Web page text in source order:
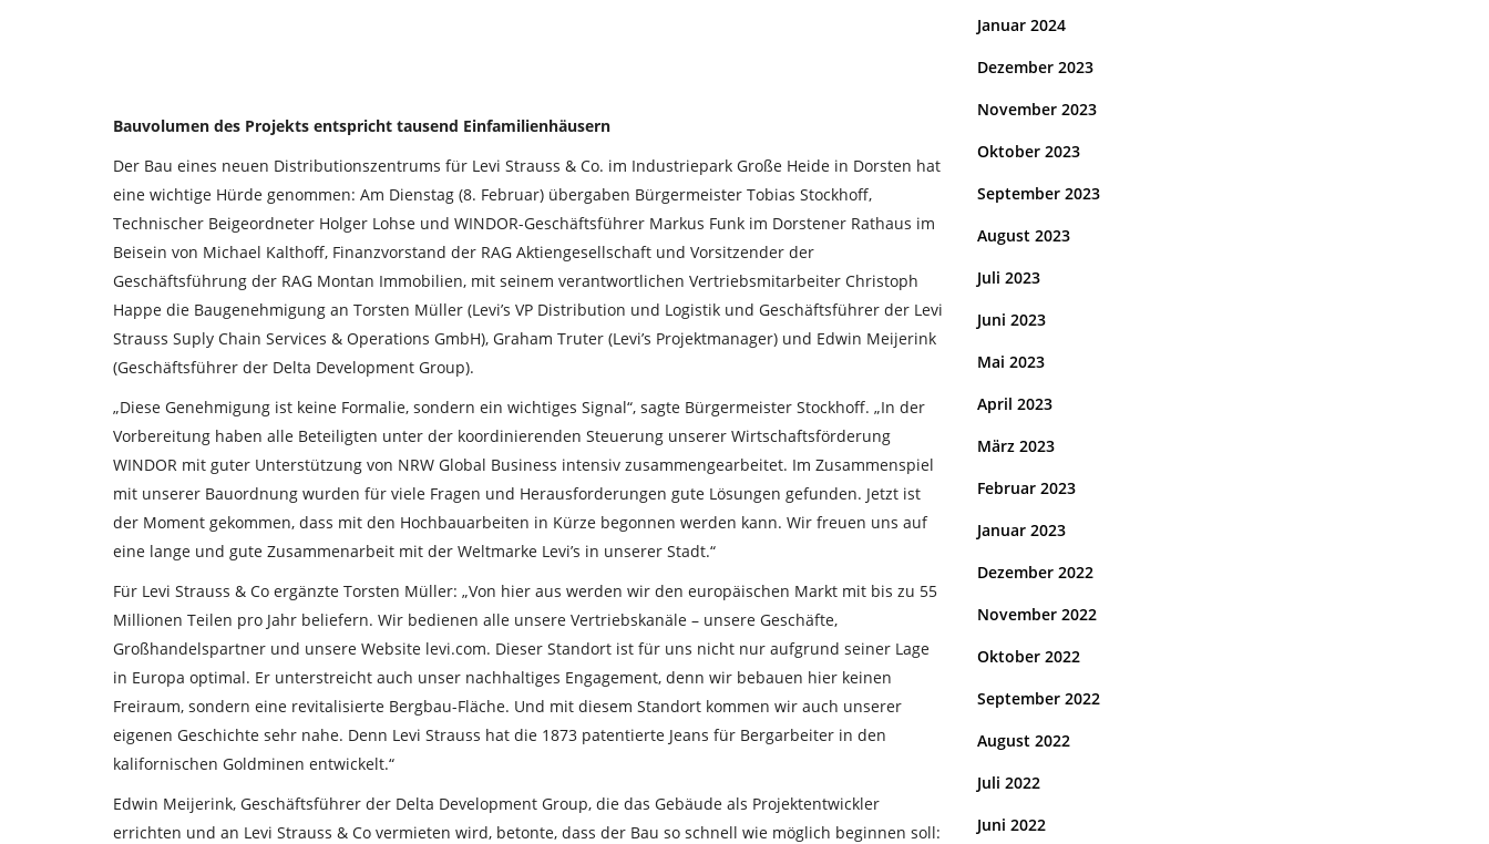
Bauvolumen des Projekts entspricht tausend Einfamilienhäusern
Der Bau eines neuen Distributionszentrums für Levi Strauss & Co. im Industriepark Große Heide in Dorsten hat
eine wichtige Hürde genommen: Am Dienstag (8. Februar) übergaben Bürgermeister Tobias Stockhoff,
Technischer Beigeordneter Holger Lohse und WINDOR-Geschäftsführer Markus Funk im Dorstener Rathaus im
Beisein von Michael Kalthoff, Finanzvorstand der RAG Aktiengesellschaft und Vorsitzender der
Geschäftsführung der RAG Montan Immobilien, mit seinem verantwortlichen Vertriebsmitarbeiter Christoph
Happe die Baugenehmigung an Torsten Müller (Levi’s VP Distribution und Logistik und Geschäftsführer der Levi
Strauss Suply Chain Services & Operations GmbH), Graham Truter (Levi’s Projektmanager) und Edwin Meijerink
(Geschäftsführer der Delta Development Group).
„Diese Genehmigung ist keine Formalie, sondern ein wichtiges Signal“, sagte Bürgermeister Stockhoff. „In der
Vorbereitung haben alle Beteiligten unter der koordinierenden Steuerung unserer Wirtschaftsförderung
WINDOR mit guter Unterstützung von NRW Global Business intensiv zusammengearbeitet. Im Zusammenspiel
mit unserer Bauordnung wurden für viele Fragen und Herausforderungen gute Lösungen gefunden. Jetzt ist
der Moment gekommen, dass mit den Hochbauarbeiten in Kürze begonnen werden kann. Wir freuen uns auf
eine lange und gute Zusammenarbeit mit der Weltmarke Levi’s in unserer Stadt.“
Für Levi Strauss & Co ergänzte Torsten Müller: „Von hier aus werden wir den europäischen Markt mit bis zu 55
Millionen Teilen pro Jahr beliefern. Wir bedienen alle unsere Vertriebskanäle – unsere Geschäfte,
Großhandelspartner und unsere Website levi.com. Dieser Standort ist für uns nicht nur aufgrund seiner Lage
in Europa optimal. Er unterstreicht auch unser nachhaltiges Engagement, denn wir bebauen hier keinen
Freiraum, sondern eine revitalisierte Bergbau-Fläche. Und mit diesem Standort kommen wir auch unserer
eigenen Geschichte sehr nahe. Denn Levi Strauss hat die 1873 patentierte Jeans für Bergarbeiter in den
kalifornischen Goldminen entwickelt.“
Edwin Meijerink, Geschäftsführer der Delta Development Group, die das Gebäude als Projektentwickler
errichten und an Levi Strauss & Co vermieten wird, betonte, dass der Bau so schnell wie möglich beginnen soll:
Januar 2024
Dezember 2023
November 2023
Oktober 2023
September 2023
August 2023
Juli 2023
Juni 2023
Mai 2023
April 2023
März 2023
Februar 2023
Januar 2023
Dezember 2022
November 2022
Oktober 2022
September 2022
August 2022
Juli 2022
Juni 2022